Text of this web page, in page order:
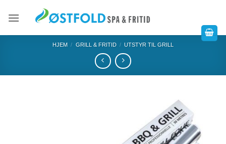
HJEM / GRILL & FRITID / UTSTYR TIL GRILL